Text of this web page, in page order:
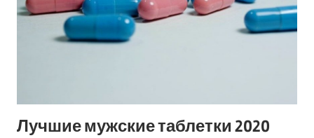
Лучшие мужские таблетки 2020